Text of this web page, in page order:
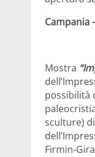
Campania
Mostra
possibilità
sculture)
Firmin-